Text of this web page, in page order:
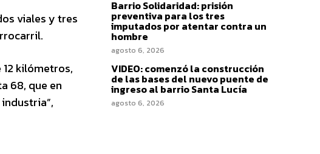
viales y tres
kilómetros,
68, que en
Barrio Solidaridad: prisión
preventiva para los tres
imputados por atentar contra un
hombre
agosto 6, 2026
VIDEO: comenzó la construcción
de las bases del nuevo puente de
ingreso al barrio Santa Lucía
agosto 6, 2026